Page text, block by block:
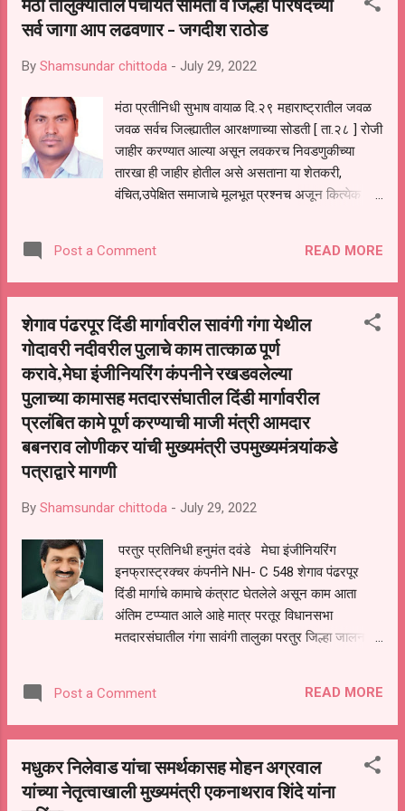
सर्व जागा आप लढवणार - जगदीश राठोड
By Shamsundar chittoda - July 29, 2022
मंठा प्रतीनिधी सुभाष वायाळ दि.२९ महाराष्ट्रातील जवळ
जवळ सर्वच जिल्ह्यातील आरक्षणाच्या सोडती [ ता.२८ ] रोजी
जाहीर करण्यात आल्या असून लवकरच निवडणुकीच्या
तारखा ही जाहीर होतील असे असताना या शेतकरी,
वंचित,उपेक्षित समाजाचे मूलभूत प्रश्नच अजून कित्येक
संघटनमंत्री मराठवाडा विभाग सुग्रीव मुंढे यांच्या
नेतृत्वाखाली मराठवाड्यातील होऊ घातलेल्या आगामी पंचायत
कसली आहे. या शेतकरी,वंचित,उपेक्षित, दुर्लक्षित
समाजाला कोणी वाली नसल्याने यांचा फक्त मतदानासाठीच
आज आजपर्यंत वापर करण्यात आलेला असून कोणत्याही
प्रकारच्या मूलभूत गरजा व सुख सुविधा आजपर्यंत
यांच्यापर्यंत पोहोचवल्या नसल्याने आता पंचायत समिती व
जिल्हा परिषदेच्या माध्यमातुन स्थानिक स्वराज्य संस्थांमध्ये
आपले प्रतिनिधित्व करण्यासाठी गाव,तांडा वाडी,वस्तीवरील
होतकरू तरुणांना निवडणुकीत उतरवून तसेच समाजातील
सर्वच जाती धर्मातील समुहाला सोबत घेत समविचारी पक्ष
पंचायत समिती व जिल्ह...
Post a Comment READ MORE
शेगाव पंढरपूर दिंडी मार्गावरील सावंगी गंगा येथील
गोदावरी नदीवरील पुलाचे काम तात्काळ पूर्ण
करावे,मेघा इंजीनियरिंग कंपनीने रखडवलेल्या
पुलाच्या कामासह मतदारसंघातील दिंडी मार्गावरील
प्रलंबित कामे पूर्ण करण्याची माजी मंत्री आमदार
बबनराव लोणीकर यांची मुख्यमंत्री उपमुख्यमंत्र्यांकडे
पत्राद्वारे मागणी
By Shamsundar chittoda - July 29, 2022
परतुर प्रतिनिधी हनुमंत दवंडे मेघा इंजीनियरिंग
इनफ्रास्ट्रक्चर कंपनीने NH- C 548 शेगाव पंढरपूर
दिंडी मार्गाचे कामाचे कंत्राट घेतलेले असून काम आता
अंतिम टप्प्यात आले आहे मात्र परतूर विधानसभा
मतदारसंघातील गंगा सावंगी तालुका परतुर जिल्हा जालना
आमदार बबनराव लोणीकर यांनी राज्याचे मुख्यमंत्री
एकनाथजी शिंदे व राज्याचे उपमुख्यमंत्री देवेंद्रजी
दिंडी मार्गावरून विदर्भातून सोलापूर पंढरपूर आदी भागांमध्ये
मोठ्या हजारो वाहनांची नियमितपणे येजा असते मात्र सावंगी
Post a Comment READ MORE
मधुकर निलेवाड यांचा समर्थकासह मोहन अग्रवाल
यांच्या नेतृत्वाखाली मुख्यमंत्री एकनाथराव शिंदे यांना